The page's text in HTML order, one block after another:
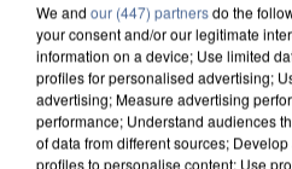
We and our (447) partnersdo the
your consent and/or our legitimate
information on a device; Use limited
profiles for personalised advertising;
advertising; Measure advertising
performance; Understand audiences
of data from different sources;
profiles to personalise content; Use